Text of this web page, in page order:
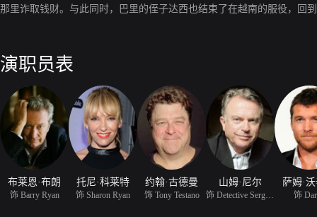
那里诈取钱财。与此同时，巴里的侄子达西也结束了在越南的服役，回
演职员表
布莱恩·布朗
饰 Barry Ryan
托尼·科莱特
饰 Sharon Ryan
约翰·古德曼
饰 Tony Testano
山姆·尼尔 萨姆·
饰